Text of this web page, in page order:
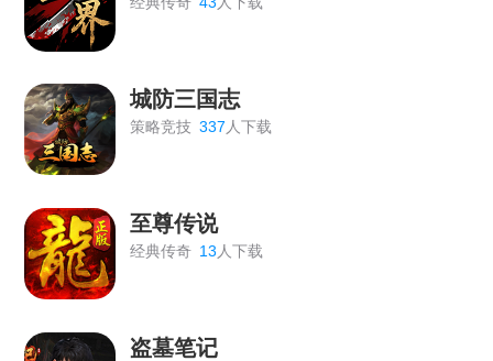
《乱弹三国志》1月29日14:30-18:00更新通知
《梦幻之城》1月27日维护公告
《维京传奇》1月23日7点维护
《战无止境》01月23日 10:00~11:00更新维护公告
《盗墓笔记》1月20日15:00-17:00维护公告
《梦幻之城》1月20日维护公告
城防三国志
策略竞技 337 人下载
至尊传说
经典传奇 13 人下载
盗墓笔记